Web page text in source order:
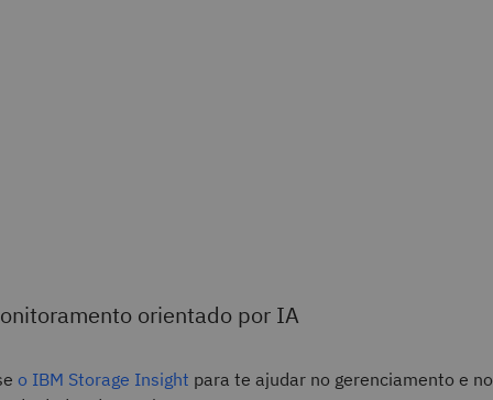
orientado por IA
o IBM Storage Insight para te ajudar no gerenciamento e no